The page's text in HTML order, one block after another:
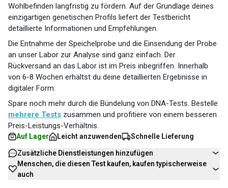
Wohlbefinden langfristig zu fördern. Auf der Grundlage deines
einzigartigen genetischen Profils liefert der Testbericht
detaillierte Informationen und Empfehlungen.
Die Entnahme der Speichelprobe und die Einsendung der Probe
an unser Labor zur Analyse sind ganz einfach. Der
Rückversand an das Labor ist im Preis inbegriffen. Innerhalb
von 6-8 Wochen erhältst du deine detaillierten Ergebnisse in
digitaler Form.
Spare noch mehr durch die Bündelung von DNA-Tests. Bestelle
mehrere Tests zusammen und profitiere von einem besseren
Preis-Leistungs-Verhältnis.
Auf Lager Leicht anzuwenden Schnelle Lieferung
Zusätzliche Dienstleistungen hinzufügen
Menschen, die diesen Test kaufen, kaufen typischerweise
auch